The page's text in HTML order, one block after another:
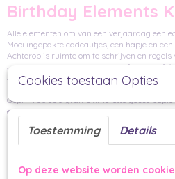
Birthday Elements
Alle elementen om van een verjaardag een
Mooi ingepakte cadeautjes, een hapje en
Achterop is ruimte om te schrijven en regels
versturen in een envelop of
cadeauzakje
te geven.
Geprint op 350 grams tintoretto gesso
een structuur in het papier.
Per stuk
only happy things
Cookies toestaan Opties
Toestemming Details
Op deze website worden